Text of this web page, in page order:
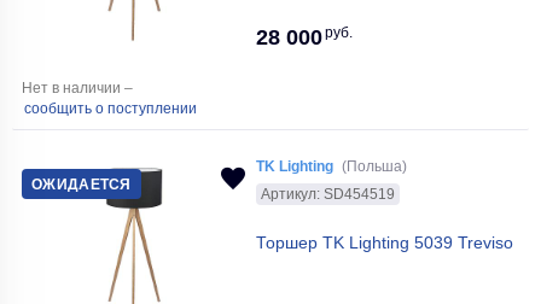
28 000руб.
Нет в наличии –
сообщить о поступлении
ОЖИДАЕТСЯ
TK Lighting (Польша)
Артикул: SD454519
Торшер TK Lighting 5039 Treviso